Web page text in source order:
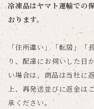
冷凍品はヤマト運輸での
おります。
「住所違い」「転居」「
り、配達にお伺いした日
い場合は、商品は当社に
上、再発送並びに返金は
承ください。